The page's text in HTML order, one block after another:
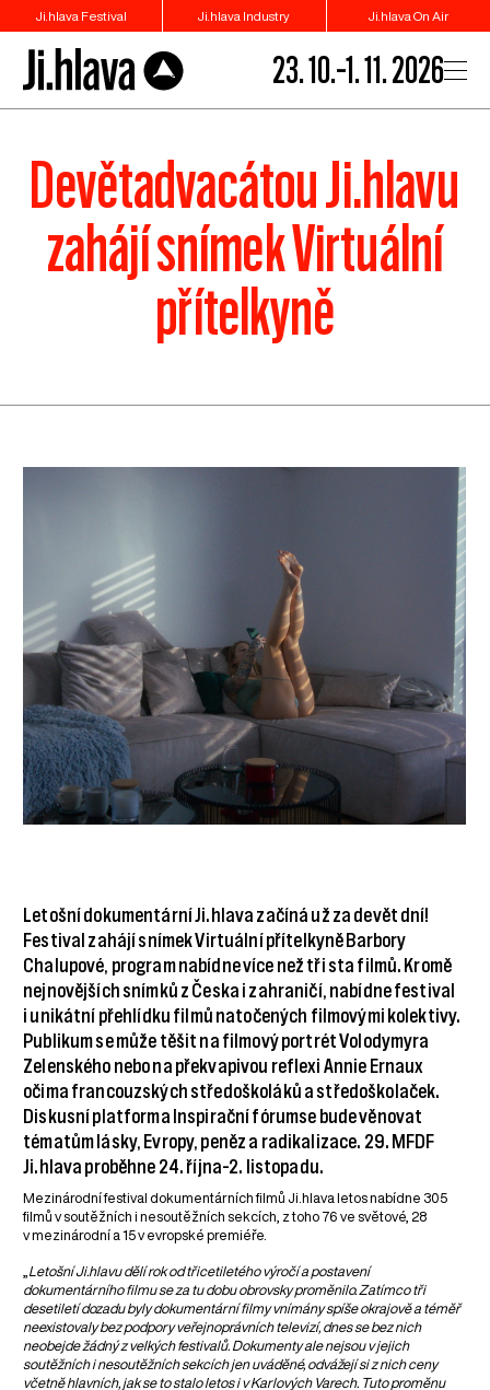
Ji.hlava Festival Ji.hlava Industry Ji.hlava On Air
23. 10.–1. 11. 2026
Devětadvacátou Ji.hlavu
zahájí snímek Virtuální
přítelkyně
Letošní dokumentární Ji.hlava začíná už za devět dní!
Festival zahájí snímek Virtuální přítelkyně Barbory
Chalupové, program nabídne více než tři sta filmů. Kromě
nejnovějších snímků z Česka i zahraničí, nabídne festival
i unikátní přehlídku filmů natočených filmovými kolektivy.
Publikum se může těšit na filmový portrét Volodymyra
Zelenského nebo na překvapivou reflexi Annie Ernaux
očima francouzských středoškoláků a středoškolaček.
Diskusní platforma Inspirační fórumse bude věnovat
tématům lásky, Evropy, peněz a radikalizace. 29. MFDF
Ji.hlava proběhne 24. října–2. listopadu.
Mezinárodní festival dokumentárních filmů Ji.hlava letos nabídne 305
filmů v soutěžních i nesoutěžních sekcích, z toho 76 ve světové, 28
v mezinárodní a 15 v evropské premiéře.
Letošní Ji.hlavu dělí rok od třicetiletého výročí a postavení
dokumentárního filmu se za tu dobu obrovsky proměnilo. Zatímco tři
desetiletí dozadu byly dokumentární filmy vnímány spíše okrajově a téměř
neexistovaly bez podpory veřejnoprávních televizí, dnes se bez nich
neobejde žádný z velkých festivalů. Dokumenty ale nejsou v jejich
soutěžních i nesoutěžních sekcích jen uváděné, odvážejí si z nich ceny
včetně hlavních, jak se to stalo letos i v Karlových Varech. Tuto proměnu